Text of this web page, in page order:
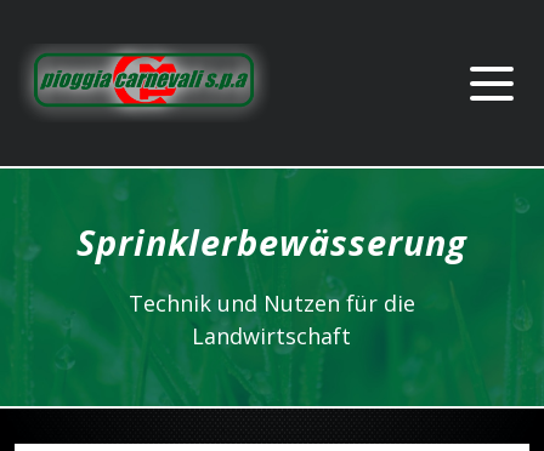
Sprinklerbewässerung
Technik und Nutzen für die
Landwirtschaft